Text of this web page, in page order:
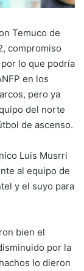
Temuco de
compromiso
lo que podría
en los
pero ya
del norte
de ascenso.
Luis Musrri
al equipo de
y el suyo para
bien el
por la
lo dieron